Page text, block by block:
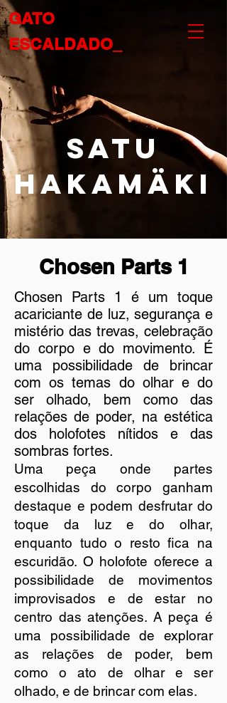
GATO
ESCALDADO_
Satu
Hakamäki
Chosen Parts 1
Chosen Parts 1 é um toque
acariciante de luz, segurança e
mistério das trevas, celebração
do corpo e do movimento. É
uma possibilidade de brincar
com os temas do olhar e do
ser olhado, bem como das
relações de poder, na estética
dos holofotes nítidos e das
sombras fortes.
Uma peça onde partes
escolhidas do corpo ganham
destaque e podem desfrutar do
toque da luz e do olhar,
enquanto tudo o resto fica na
escuridão. O holofote oferece a
possibilidade de movimentos
improvisados ​​e de estar no
centro das atenções. A peça é
uma possibilidade de explorar
as relações de poder, bem
como o ato de olhar e ser
olhado, e de brincar com elas.